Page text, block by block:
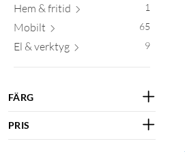
Hem & fritid 1
Mobilt 65
El & verktyg 9
FÄRG
PRIS